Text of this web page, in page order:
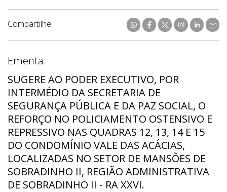
Compartilhe:
Ementa:
SUGERE AO PODER EXECUTIVO, POR
INTERMÉDIO DA SECRETARIA DE
SEGURANÇA PÚBLICA E DA PAZ SOCIAL, O
REFORÇO NO POLICIAMENTO OSTENSIVO E
REPRESSIVO NAS QUADRAS 12, 13, 14 E 15
DO CONDOMÍNIO VALE DAS ACÁCIAS,
LOCALIZADAS NO SETOR DE MANSÕES DE
SOBRADINHO II, REGIÃO ADMINISTRATIVA
DE SOBRADINHO II - RA XXVI.